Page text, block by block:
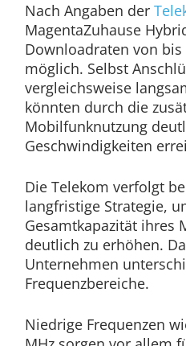
Nach Angaben der
MagentaZuhause
Downloadraten von bis
möglich. Selbst
vergleichsweise
könnten durch die
Mobilfunknutzung
Geschwindigkeiten
Die Telekom verfolgt
langfristige Strategie,
Gesamtkapazität ihres
deutlich zu erhöhen.
Unternehmen
Frequenzbereiche.
Niedrige Frequenzen